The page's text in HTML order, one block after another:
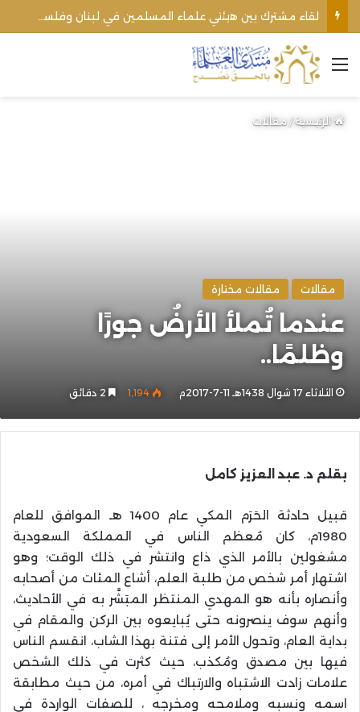
القائمة
الرئيسية/مقالات
مقالات مقالات مختارة
عندما تُملأ الأرضُ جورًا
وظلمًا..
الثلاثاء 17 شوال 1438هـ 11-7-2017م 1٬194
بقلم د. عبد العزيز كامل
قبيل حادثة الحَرَم المكي عام 1400 هـ الموافق للعام
1980م، كان مُعظم الناس في المملكة السعودية
مشغولين بالأمر الذي ذاع وانتشر في ذلك الوقت؛ وهو
اشتهار أمر شخص من طلبة العلم، أشاع المئات من أصحابه
وأنصاره بأنه هو المهدي المنتظر المبَشَّر به في الأحاديث،
وأنهم سوف ينصرونه حتى يُبايعوه بين الركن والمقام في
بداية العام، وتحول الأمر إلى فتنة بهذا الشاب، انقسم الناس
فيها بين مصدق ومُكذب، حيث كثرت في ذلك الشخص
علامات زادت الاشتباه والارتباك في أمره، من حيث مطابقة
اسمه ونسبه وملامحه ومخرجه ، للصفات الواردة في